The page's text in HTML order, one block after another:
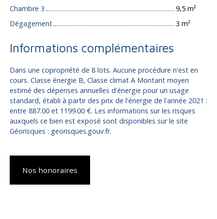
Chambre 3
9,5 m²
Dégagement
3 m²
Informations complémentaires
Dans une copropriété de 8 lots. Aucune procédure n'est en
cours. Classe énergie B, Classe climat A Montant moyen
estimé des dépenses annuelles d'énergie pour un usage
standard, établi à partir des prix de l'énergie de l'année 2021 :
entre 887.00 et 1199.00 €. Les informations sur les risques
auxquels ce bien est exposé sont disponibles sur le site
Géorisques : georisques.gouv.fr.
Nos honoraires